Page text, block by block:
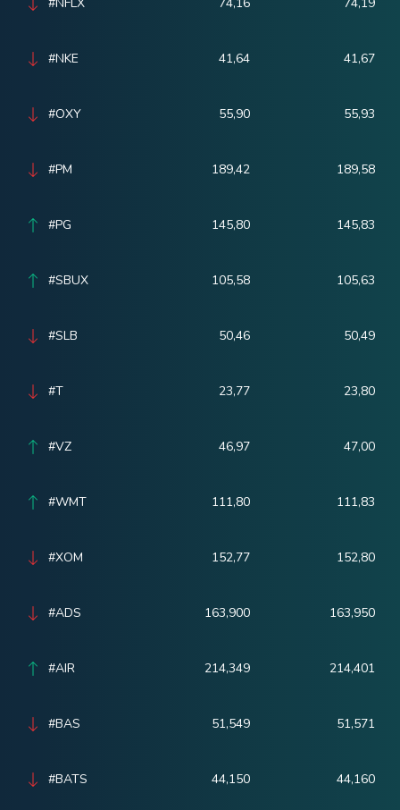
#NKE 41,64 41,67
#OXY 55,90 55,93
#PM 189,42 189,58
#PG 145,80 145,83
#SBUX 105,58 105,63
#SLB 50,46 50,49
#T 23,77 23,80
#VZ 46,97 47,00
#WMT 111,80 111,83
#XOM 152,77 152,80
#ADS 163,900 163,950
#AIR 214,349 214,401
#BAS 51,549 51,571
#BATS 44,150 44,160